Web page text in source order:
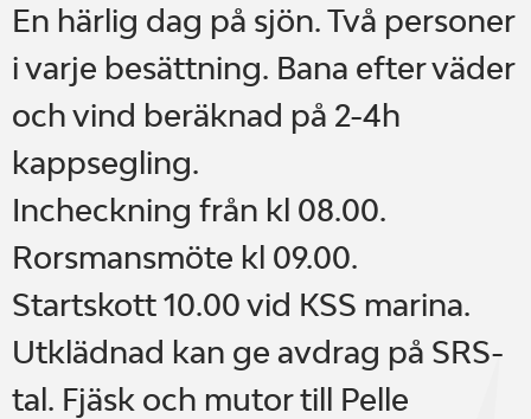
En härlig dag på sjön. Två personer
i varje besättning. Bana efter väder
och vind beräknad på 2-4h
kappsegling.
Incheckning från kl 08.00.
Rorsmansmöte kl 09.00.
Startskott 10.00 vid KSS marina.
Utklädnad kan ge avdrag på SRS-
tal. Fjäsk och mutor till Pelle